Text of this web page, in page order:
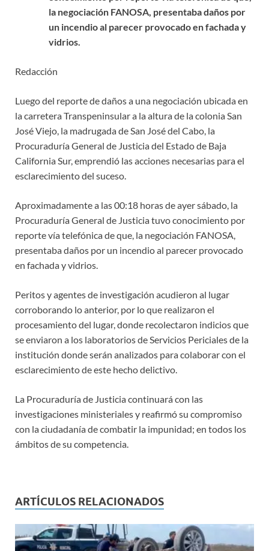
la negociación FANOSA, presentaba daños por
un incendio al parecer provocado en fachada y
vidrios.
Redacción
Luego del reporte de daños a una negociación ubicada en
la carretera Transpeninsular a la altura de la colonia San
José Viejo, la madrugada de San José del Cabo, la
Procuraduría General de Justicia del Estado de Baja
California Sur, emprendió las acciones necesarias para el
esclarecimiento del suceso.
Aproximadamente a las 00:18 horas de ayer sábado, la
Procuraduría General de Justicia tuvo conocimiento por
reporte vía telefónica de que, la negociación FANOSA,
presentaba daños por un incendio al parecer provocado
en fachada y vidrios.
Peritos y agentes de investigación acudieron al lugar
corroborando lo anterior, por lo que realizaron el
procesamiento del lugar, donde recolectaron indicios que
se enviaron a los laboratorios de Servicios Periciales de la
institución donde serán analizados para colaborar con el
esclarecimiento de este hecho delictivo.
La Procuraduría de Justicia continuará con las
investigaciones ministeriales y reafirmó su compromiso
con la ciudadanía de combatir la impunidad; en todos los
ámbitos de su competencia.
ARTÍCULOS RELACIONADOS